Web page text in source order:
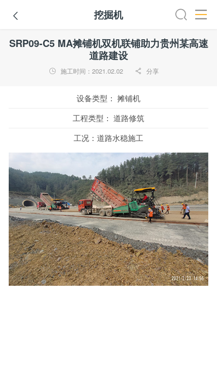
 挖掘机
平地机 装载机 挖掘机 铣刨机 摊铺机 冷再生机
SRP09-C5 MA摊铺机双机联铺助力贵州某高速
道路建设
 施工时间：2021.02.02  分享
设备类型： 摊铺机
工程类型： 道路修筑
工况： 道路水稳施工